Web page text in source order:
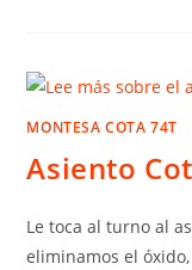
MONTESA COTA 74T
Asiento
Le toca al turno al
eliminamos el